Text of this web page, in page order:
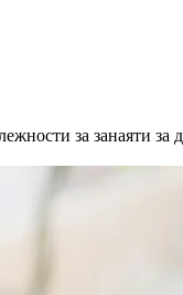
за занаяти за